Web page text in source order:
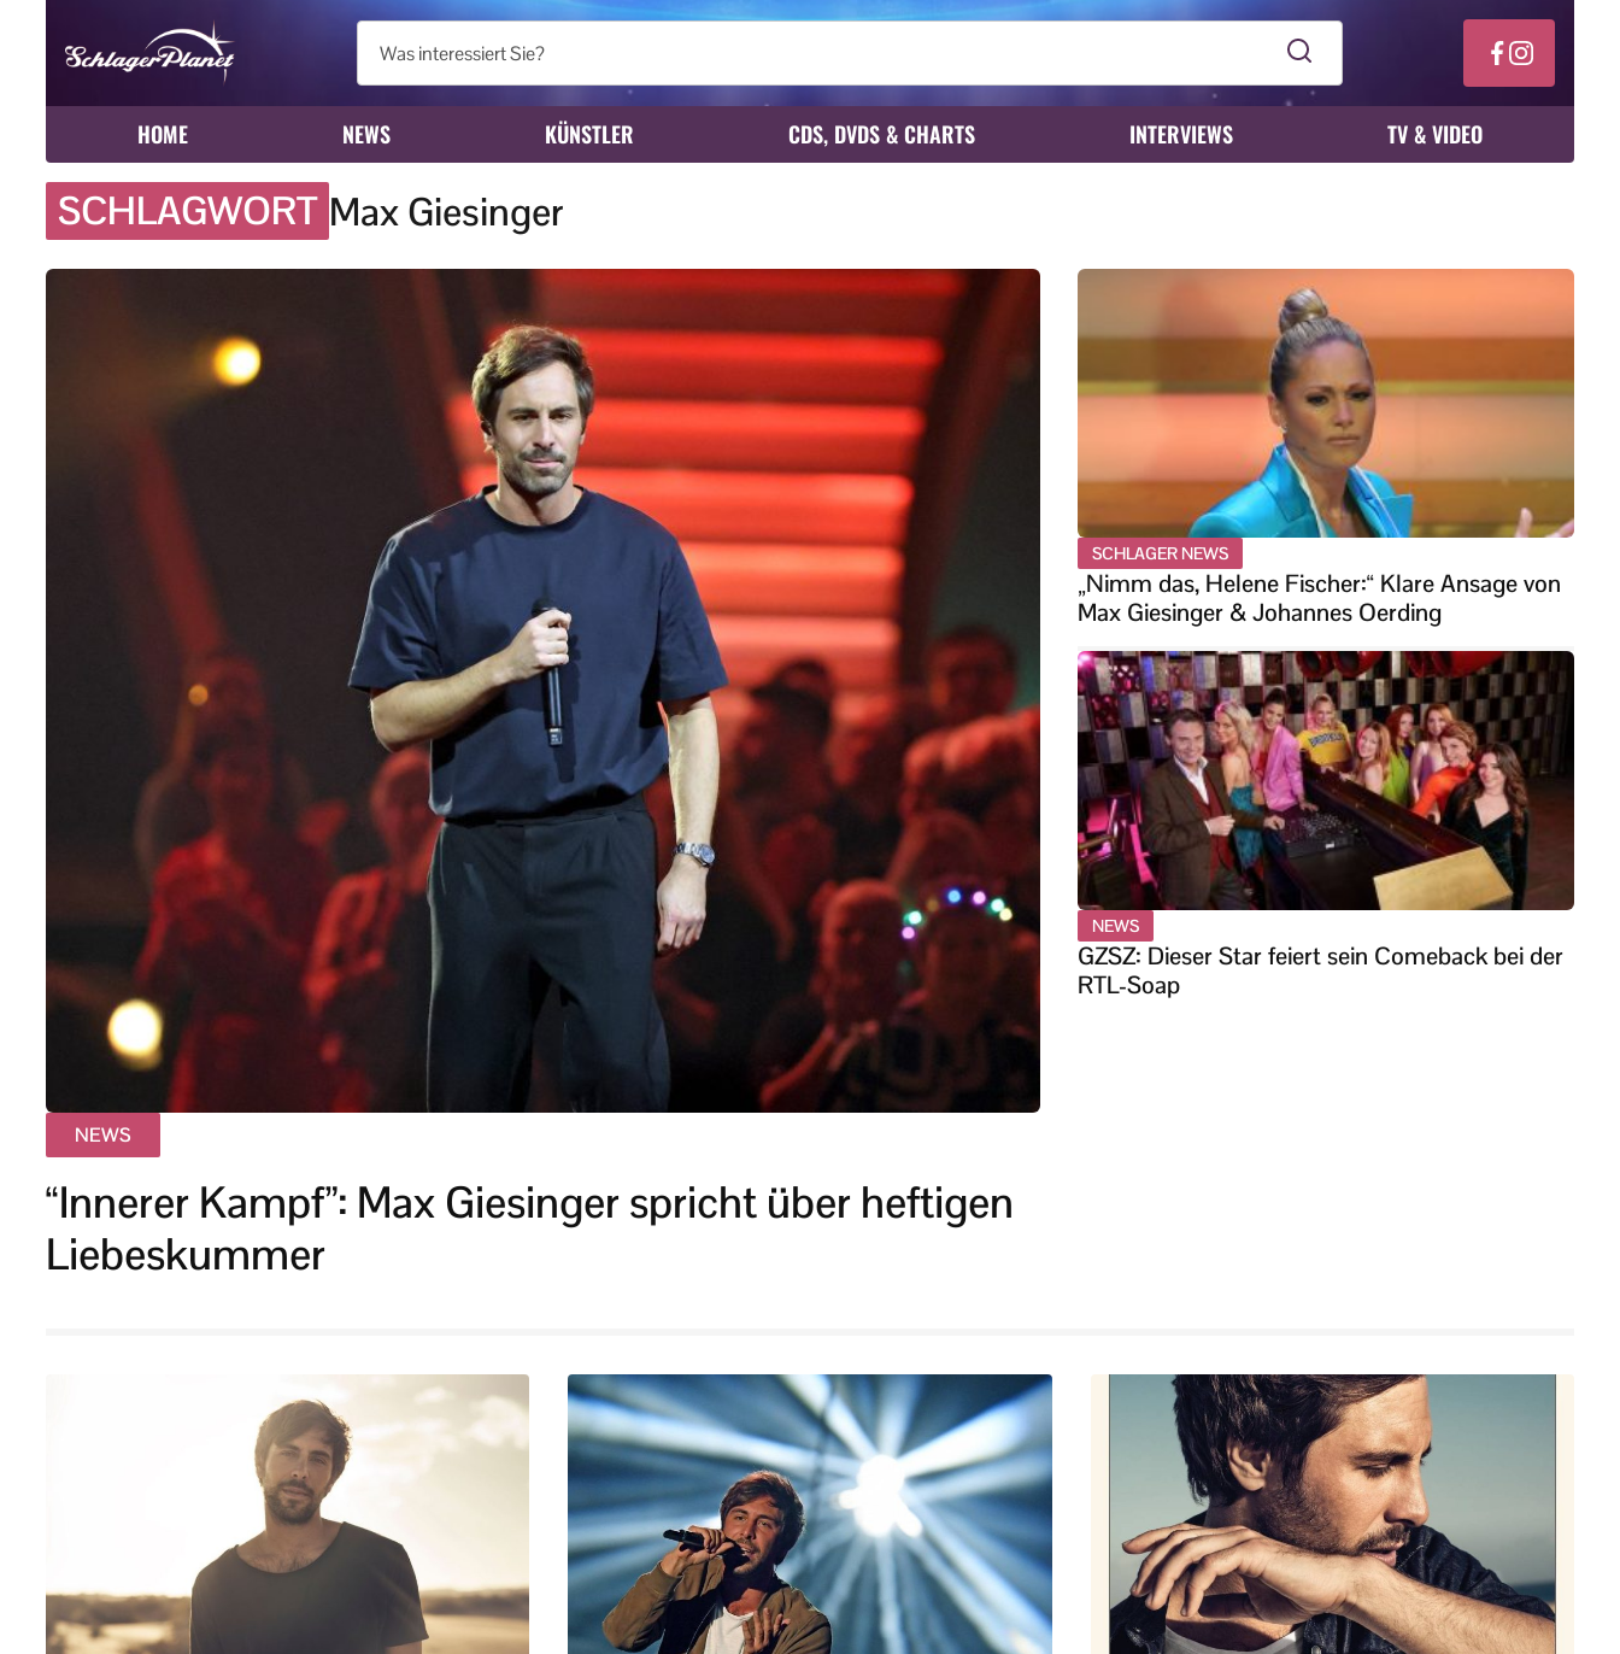
HOME NEWS KÜNSTLER CDS, DVDS & CHARTS INTERVIEWS TV & VIDEO
SCHLAGWORT Max Giesinger
NEWS
“Innerer Kampf”: Max Giesinger spricht über heftigen
Liebeskummer
SCHLAGER NEWS
„Nimm das, Helene Fischer:“ Klare Ansage von
Max Giesinger & Johannes Oerding
NEWS
GZSZ: Dieser Star feiert sein Comeback bei der
RTL-Soap